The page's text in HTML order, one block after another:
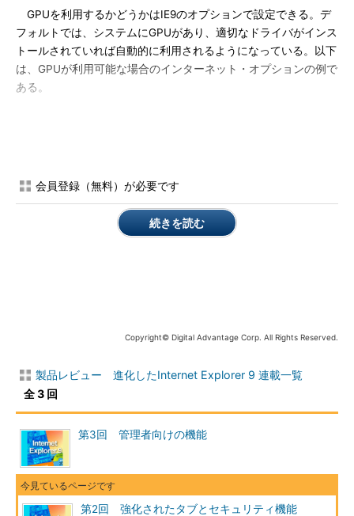
GPUを利用するかどうかはIE9のオプションで設定できる。デ
フォルトでは、システムにGPUがあり、適切なドライバがインス
トールされていれば自動的に利用されるようになっている。以下
は、GPUが利用可能な場合のインターネット・オプションの例で
ある。
これは、Radeon HD6850というGPUを搭載した
GPUを利用するようになっているが、無効にする
こともできる。
（1）このチェック・ボックスがオフならば、シ
ステムにGPUが搭載されており、かつIE9でそれが
利用されている状態。手動でオフにした後、IE9を
再起動すると、GPUを利用しないように設定でき
る。
だがGPUがないシステムの場合や、IE9の要求する機能を持っ
会員登録（無料）が必要です
続きを読む
Copyright© Digital Advantage Corp. All Rights Reserved.
製品レビュー 進化したInternet Explorer 9 連載一覧
全 3 回
第3回 管理者向けの機能
第2回 強化されたタブとセキュリティ機能